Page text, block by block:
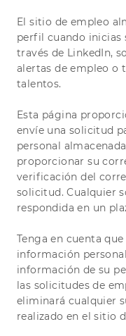
El sitio de empleo
perfil cuando inicias
través de LinkedIn,
alertas de empleo o
talentos.
Esta página
envíe una solicitud
personal
proporcionar su
verificación del
solicitud. Cualquier
respondida en un
Tenga en cuenta
información
información de su
las solicitudes de
eliminará cualquier
realizado en el sitio